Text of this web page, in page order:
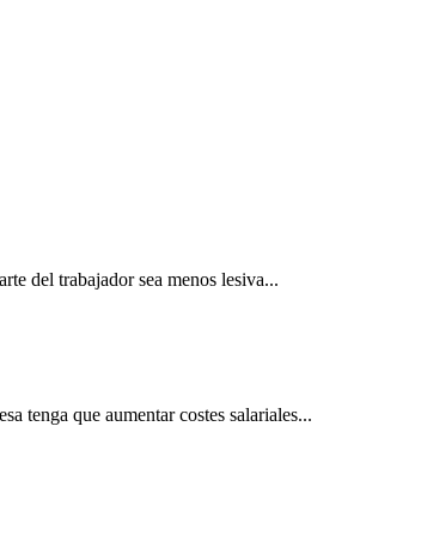
del trabajador sea menos lesiva...
tenga que aumentar costes salariales...